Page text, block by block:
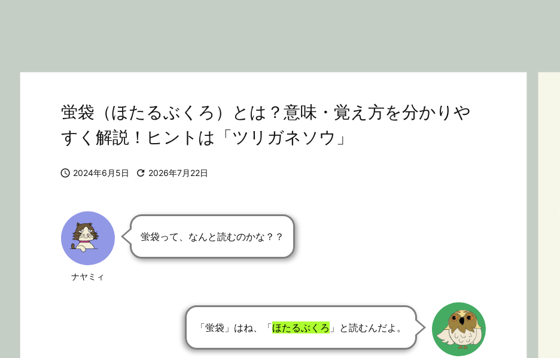
蛍袋（ほたるぶくろ）とは？意味・覚え方を分かりや
すく解説！ヒントは「ツリガネソウ」
 2024年6月5日  2026年7月22日
ナヤミィ
蛍袋って、なんと読むのかな？？
「蛍袋」はね、「ほたるぶくろ 」と読むんだよ。